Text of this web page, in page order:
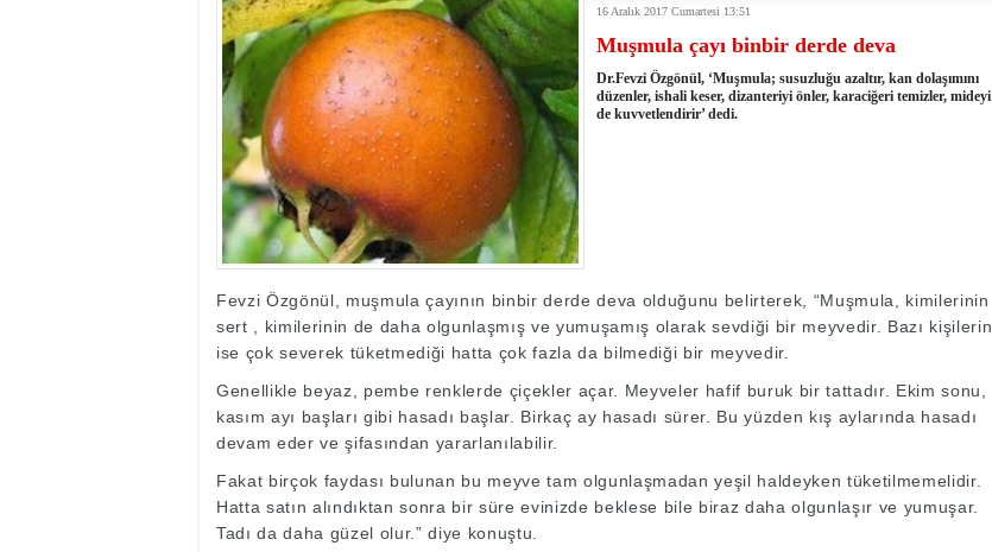
17:35- Hakkari'ye Raftingde Çifte Gurur
17:32- Dağcı Yüksel Işık'ın izini köylüler buldu
17:30 - Hayvanlar Şarbona karşı aşılanıyor
17:27 - Hakkari'de yaz ortasında kış manzarası
19:22 - Cennet-Cehennem Vadisi'nde tarihi güreş finali
19:19- CHP Hakkari ve 26 il başkanını görevden aldı
19:17
- Cennet Cehennem Vadisi'nde şampiyonluk mücadelesi start aldı
19:13
- Bakan Yardımcısı Çelik, Aşiret Lideri Keskin'i ziyaret etti
19:10
- Hakkari'de 503 kilogram Esrar ele geçirildi
19:08- Bakan Yardımcısı Ali Çelik Hakkari’de sevgi seli
16 Aralık 2017 Cumartesi 13:51
Muşmula çayı binbir derde deva
Dr.Fevzi Özgönül, ‘Muşmula; susuzluğu azaltır, kan dolaşımını
düzenler, ishali keser, dizanteriyi önler, karaciğeri temizler, mideyi
de kuvvetlendirir’ dedi.
Fevzi Özgönül, muşmula çayının binbir derde deva olduğunu belirterek, “Muşmula, kimilerinin
sert , kimilerinin de daha olgunlaşmış ve yumuşamış olarak sevdiği bir meyvedir. Bazı kişilerin
ise çok severek tüketmediği hatta çok fazla da bilmediği bir meyvedir.
Genellikle beyaz, pembe renklerde çiçekler açar. Meyveler hafif buruk bir tattadır. Ekim sonu,
kasım ayı başları gibi hasadı başlar. Birkaç ay hasadı sürer. Bu yüzden kış aylarında hasadı
devam eder ve şifasından yararlanılabilir.
Fakat birçok faydası bulunan bu meyve tam olgunlaşmadan yeşil haldeyken tüketilmemelidir.
Hatta satın alındıktan sonra bir süre evinizde beklese bile biraz daha olgunlaşır ve yumuşar.
Tadı da daha güzel olur.” diye konuştu.